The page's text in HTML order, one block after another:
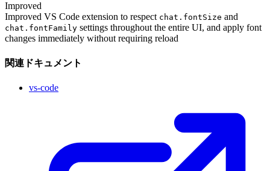
Improved
Improved VS Code extension to respect chat.fontSize and
chat.fontFamily settings throughout the entire UI, and apply font
changes immediately without requiring reload
関連ドキュメント
vs-code